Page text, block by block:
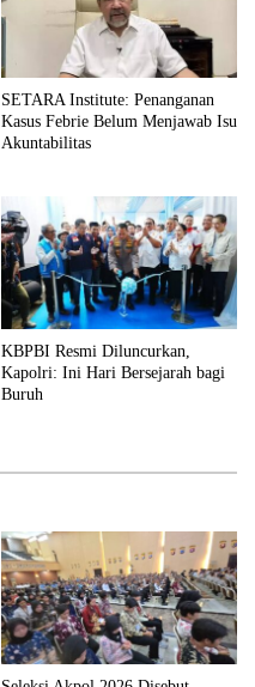
SETARA Institute: Penanganan
Kasus Febrie Belum Menjawab Isu
Akuntabilitas
KBPBI Resmi Diluncurkan,
Kapolri: Ini Hari Bersejarah bagi
Buruh